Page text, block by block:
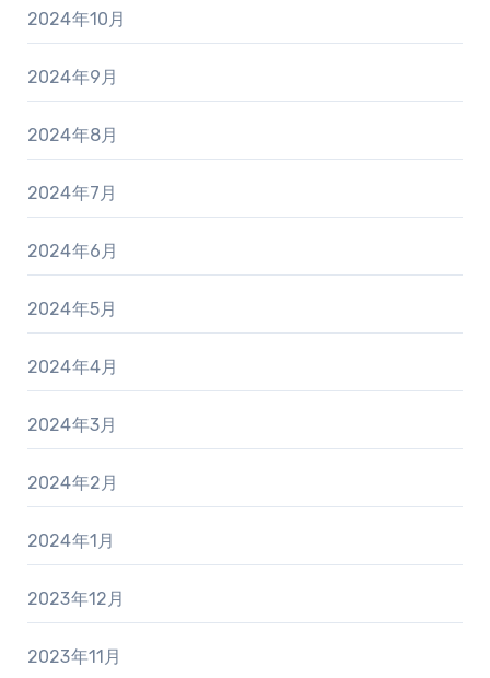
2024年10月
2024年9月
2024年8月
2024年7月
2024年6月
2024年5月
2024年4月
2024年3月
2024年2月
2024年1月
2023年12月
2023年11月